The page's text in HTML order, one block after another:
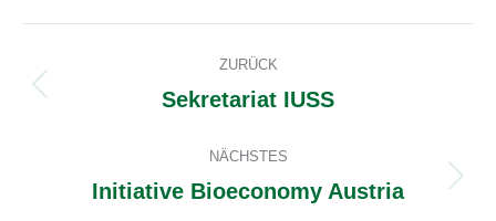
ZURÜCK
Vorheriger
Sekretariat IUSS
NÄCHSTES
Nächster
Initiative Bioeconomy Austria